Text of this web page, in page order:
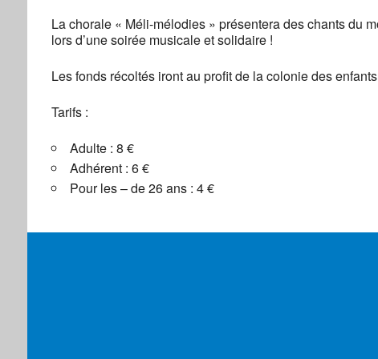
3, rue de la Gare -
Évènements
La chorale « Méli-mélodies » présentera des chants du
lors d’une soirée musicale et solidaire !
Les fonds récoltés iront au profit de la colonie des
Tarifs :
Adulte : 8 €
Adhérent : 6 €
Pour les – de 26 ans : 4 €